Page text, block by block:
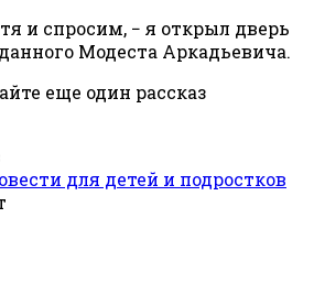
и спросим, − я открыл дверь
Модеста Аркадьевича.
еще один рассказ
для детей и подростков